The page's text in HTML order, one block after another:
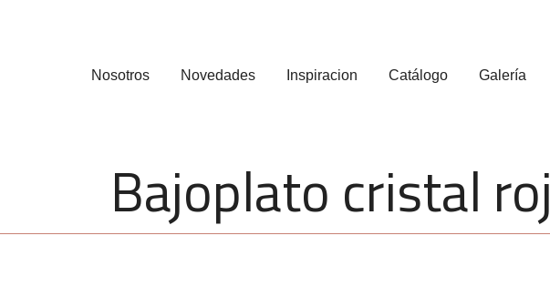
Nosotros Novedades Inspiracion Catálogo Galería
Bajoplato cristal